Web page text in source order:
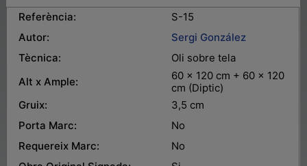
Referència:
S-15
Autor:
Sergi González
Tècnica:
Oli sobre tela
Alt x Ample:
60 x 120 cm + 60 x 120
cm (Diptic)
Gruix:
3,5 cm
Porta Marc:
No
Requereix Marc:
No